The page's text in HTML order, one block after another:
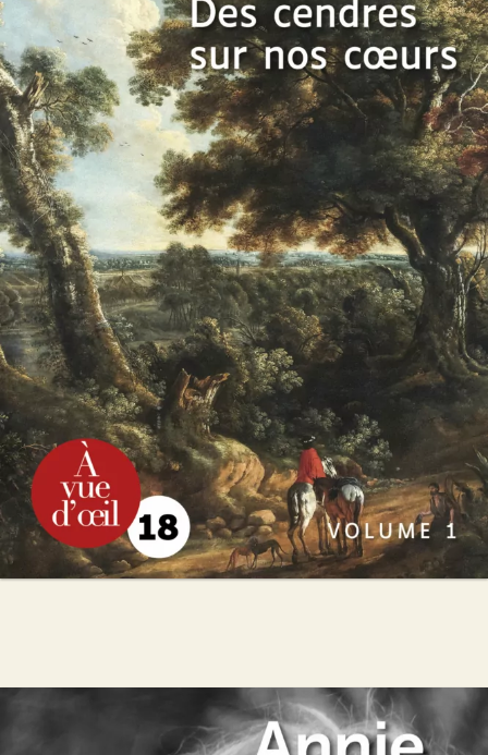
Des cendres sur nos cœurs
Annie Degroote
44€